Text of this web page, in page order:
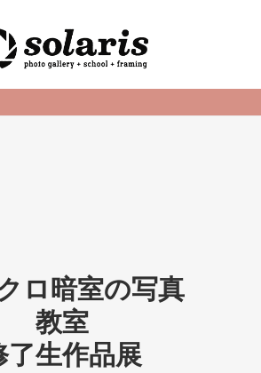
ロ暗室の写真
教室
了生作品展